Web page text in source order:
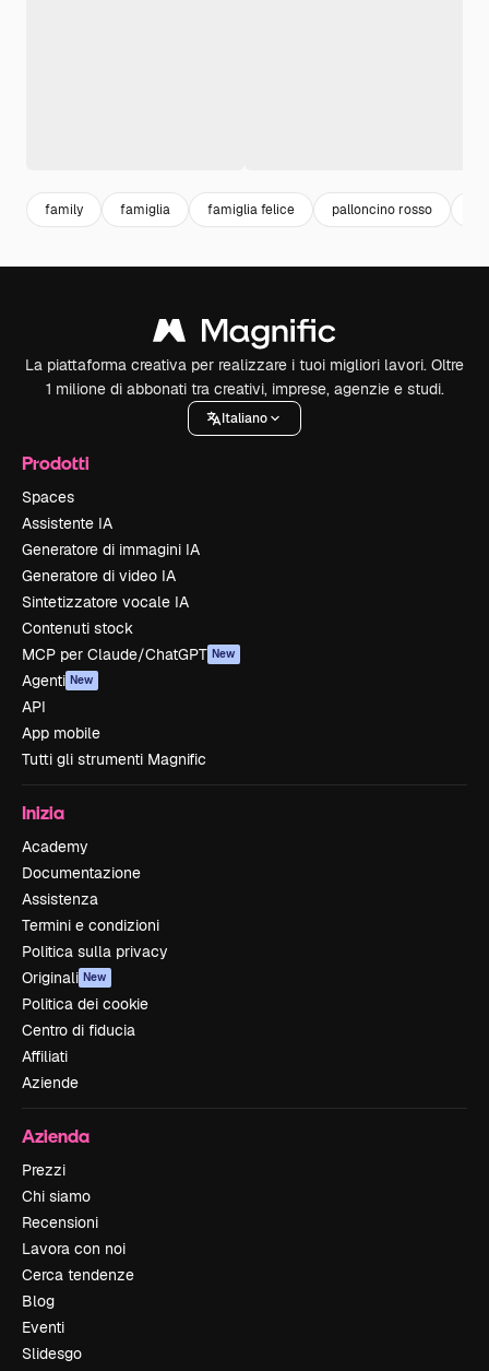
family famiglia famiglia felice palloncino rosso
La piattaforma creativa per realizzare i tuoi migliori lavori. Oltre
1 milione di abbonati tra creativi, imprese, agenzie e studi.
Italiano
Prodotti
Spaces
Assistente IA
Generatore di immagini IA
Generatore di video IA
Sintetizzatore vocale IA
Contenuti stock
MCP per Claude/ChatGPT New
Agenti New
API
App mobile
Tutti gli strumenti Magnific
Inizia
Academy
Documentazione
Assistenza
Termini e condizioni
Politica sulla privacy
Originali New
Politica dei cookie
Centro di fiducia
Affiliati
Aziende
Azienda
Prezzi
Chi siamo
Recensioni
Lavora con noi
Cerca tendenze
Blog
Eventi
Slidesgo